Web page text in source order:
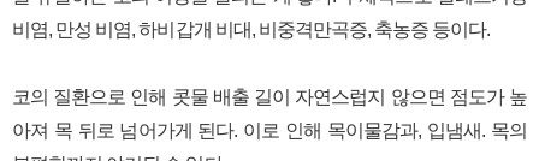
비염, 만성 비염, 하비갑개 비대, 비중격만곡증, 축농증 등이다.
코의 질환으로 인해 콧물 배출 길이 자연스럽지 않으면 점도가 높
아져 목 뒤로 넘어가게 된다. 이로 인해 목이물감과, 입냄새. 목의